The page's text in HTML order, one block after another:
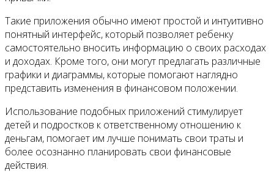
Такие приложения обычно имеют простой и интуитивно
понятный интерфейс, который позволяет ребенку
самостоятельно вносить информацию о своих расходах
и доходах. Кроме того, они могут предлагать различные
графики и диаграммы, которые помогают наглядно
представить изменения в финансовом положении.
Использование подобных приложений стимулирует
детей и подростков к ответственному отношению к
деньгам, помогает им лучше понимать свои траты и
более осознанно планировать свои финансовые
действия.